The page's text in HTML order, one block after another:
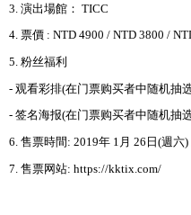
3. 演出場館： TICC
4. 票價 : NTD 4900 / NTD 3800 /
5. 粉丝福利
- 观看彩排(在门票购买者中随机抽
- 签名海报(在门票购买者中随机抽
6. 售票時間 : 2019年 1 月 26 日 (週六)
7. 售票网站: https://kktix.com/